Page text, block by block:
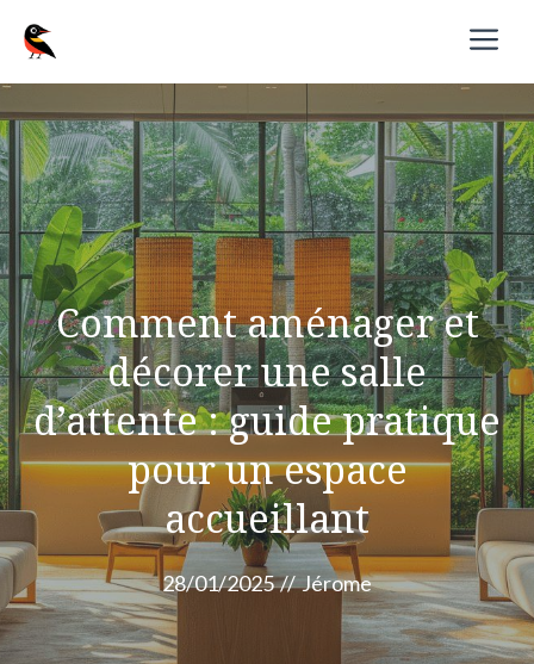
contenu
Comment aménager et
décorer une salle
d’attente : guide pratique
pour un espace
accueillant
28/01/2025 // Jérome